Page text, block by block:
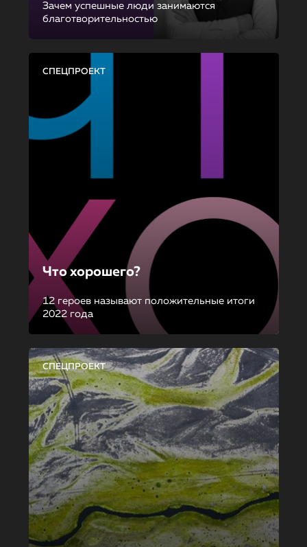
Зачем успешные люди занимаются
благотворительностью
СПЕЦПРОЕКТ
Что хорошего?
12 героев называют положительные итоги
2022 года
СПЕЦПРОЕКТ